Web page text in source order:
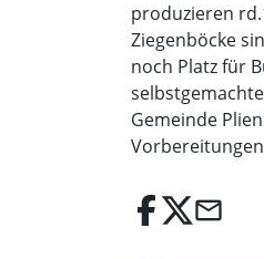
produzieren
Ziegenböcke
noch Platz für
Gemeinde
email